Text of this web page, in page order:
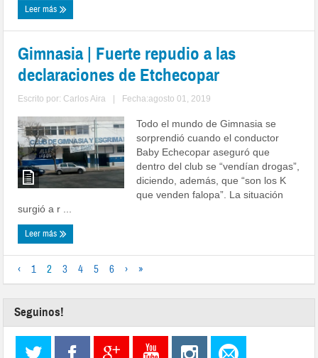
Leer más
Gimnasia | Fuerte repudio a las
declaraciones de Etchecopar
Escrito por: Carlos Aira Fecha:agosto 01, 2019
Todo el mundo de Gimnasia se
sorprendió cuando el conductor
Baby Echecopar aseguró que
dentro del club se “vendían drogas”,
diciendo, además, que “son los K
que venden falopa”. La situación
surgió a r ...
Leer más
‹ 1 2 3 4 5 6 › »
Seguinos!